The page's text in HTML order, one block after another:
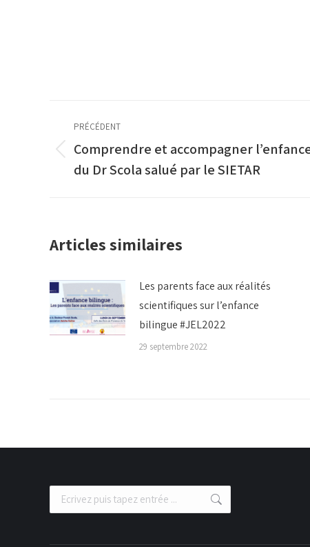
Navigation
article
PRÉCÉDENT
Article
précédent
Comprendre et accompagner
du Dr Scola salué par le SIETAR
Articles similaires
Les parents face aux réalités
scientifiques sur l’enfance
bilingue #JEL2022
29 septembre 2022
Recherche
: